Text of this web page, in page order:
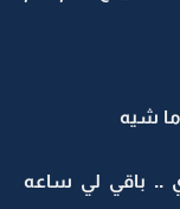
ما شيه
.. باقي لي ساعه